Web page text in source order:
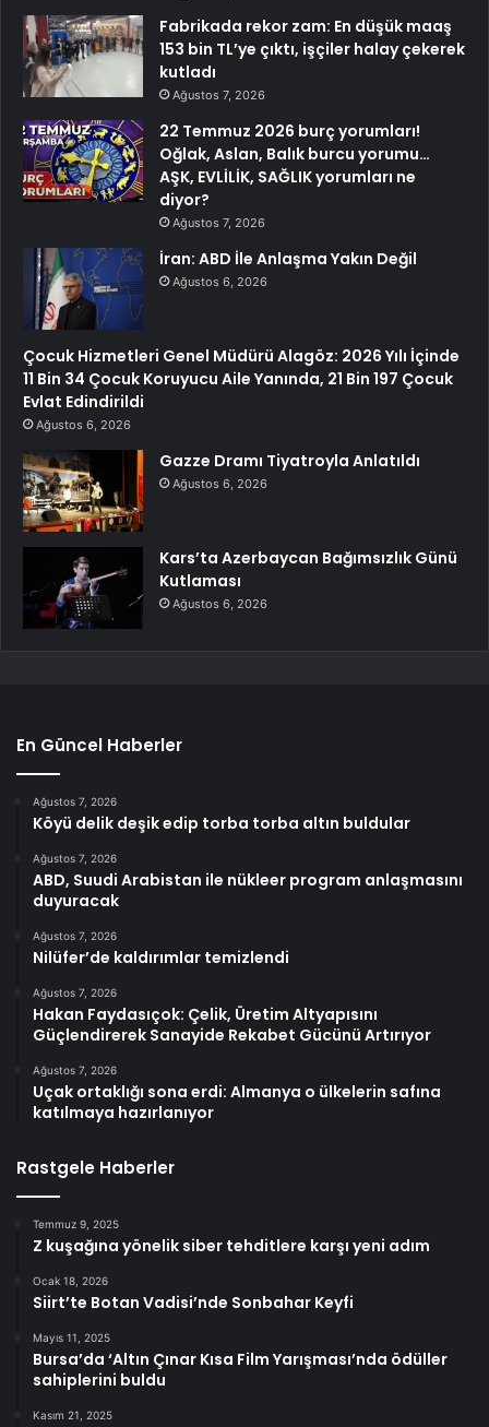
Fabrikada rekor zam: En düşük maaş
153 bin TL’ye çıktı, işçiler halay çekerek
kutladı
Ağustos 7, 2026
22 Temmuz 2026 burç yorumları!
Oğlak, Aslan, Balık burcu yorumu…
AŞK, EVLİLİK, SAĞLIK yorumları ne
diyor?
Ağustos 7, 2026
İran: ABD İle Anlaşma Yakın Değil
Ağustos 6, 2026
Çocuk Hizmetleri Genel Müdürü Alagöz: 2026 Yılı İçinde
11 Bin 34 Çocuk Koruyucu Aile Yanında, 21 Bin 197 Çocuk
Evlat Edindirildi
Ağustos 6, 2026
Gazze Dramı Tiyatroyla Anlatıldı
Ağustos 6, 2026
Kars’ta Azerbaycan Bağımsızlık Günü
Kutlaması
Ağustos 6, 2026
En Güncel Haberler
Ağustos 7, 2026
Köyü delik deşik edip torba torba altın buldular
Ağustos 7, 2026
ABD, Suudi Arabistan ile nükleer program anlaşmasını
duyuracak
Ağustos 7, 2026
Nilüfer’de kaldırımlar temizlendi
Ağustos 7, 2026
Hakan Faydasıçok: Çelik, Üretim Altyapısını
Güçlendirerek Sanayide Rekabet Gücünü Artırıyor
Ağustos 7, 2026
Uçak ortaklığı sona erdi: Almanya o ülkelerin safına
katılmaya hazırlanıyor
Rastgele Haberler
Temmuz 9, 2025
Z kuşağına yönelik siber tehditlere karşı yeni adım
Ocak 18, 2026
Siirt’te Botan Vadisi’nde Sonbahar Keyfi
Mayıs 11, 2025
Bursa’da ‘Altın Çınar Kısa Film Yarışması’nda ödüller
sahiplerini buldu
Kasım 21, 2025